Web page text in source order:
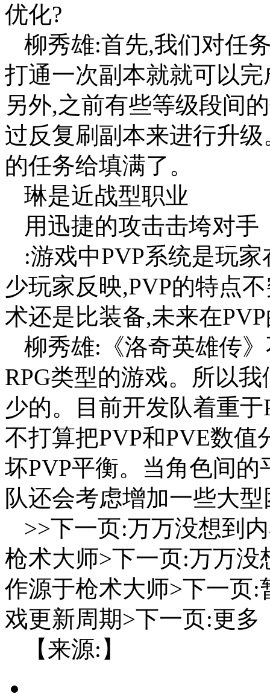
优化?
柳秀雄:首先,我们对任
打通一次副本就就可以
另外,之前有些等级段间
过反复刷副本来进行升
的任务给填满了。
琳是近战型职业
用迅捷的攻击击垮对手
:游戏中PVP系统是玩
少玩家反映,PVP的特点
术还是比装备,未来在
柳秀雄:《洛奇英雄传
RPG类型的游戏。所以
少的。目前开发队着重
不打算把PVP和PVE数
坏PVP平衡。当角色间
队还会考虑增加一些大
>>下一页:万万没想到
枪术大师>下一页:万万
作源于枪术大师>下一页
戏更新周期>下一页:更
【来源:】